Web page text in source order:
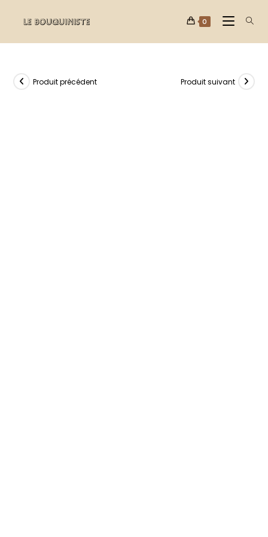
0
Produit précédent Produit suivant